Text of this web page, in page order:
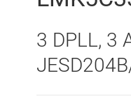
3 DPLL, 3